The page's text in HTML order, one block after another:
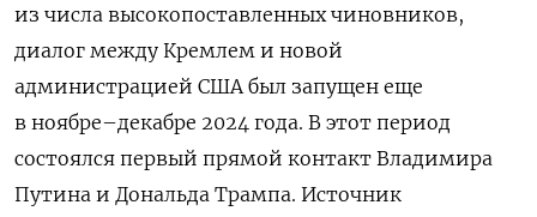
из числа высокопоставленных чиновников,
диалог между Кремлем и новой
администрацией США был запущен еще
в ноябре–декабре 2024 года. В этот период
состоялся первый прямой контакт Владимира
Путина и Дональда Трампа. Источник